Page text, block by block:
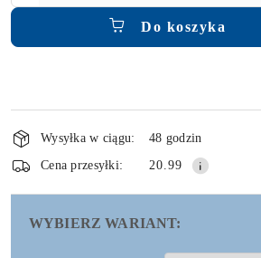
Do koszyka
Wyślij
Dostępność
i
dostawa
Wysyłka w ciągu:
48 godzin
Cena przesyłki:
20.99
WYBIERZ WARIANT: